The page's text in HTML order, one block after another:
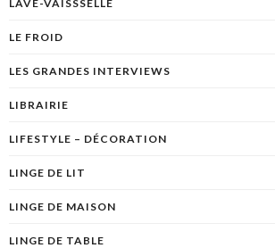
LAVE-VAISSSELLE
LE FROID
LES GRANDES INTERVIEWS
LIBRAIRIE
LIFESTYLE – DÉCORATION
LINGE DE LIT
LINGE DE MAISON
LINGE DE TABLE